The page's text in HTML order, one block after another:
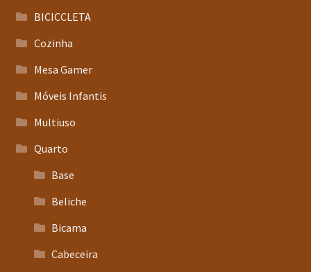
BICICCLETA
Cozinha
Mesa Gamer
Móveis Infantis
Multiuso
Quarto
Base
Beliche
Bicama
Cabeceira